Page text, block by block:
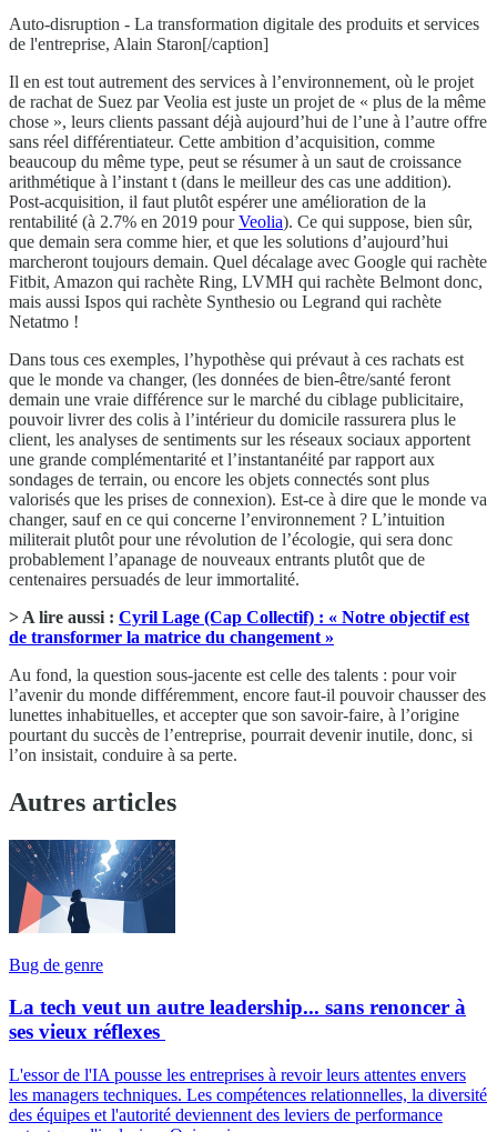
Auto-disruption - La transformation digitale des produits et services
de l'entreprise, Alain Staron[/caption]
Il en est tout autrement des services à l’environnement, où le projet
de rachat de Suez par Veolia est juste un projet de « plus de la même
chose », leurs clients passant déjà aujourd’hui de l’une à l’autre offre
sans réel différentiateur. Cette ambition d’acquisition, comme
beaucoup du même type, peut se résumer à un saut de croissance
arithmétique à l’instant t (dans le meilleur des cas une addition).
Post-acquisition, il faut plutôt espérer une amélioration de la
rentabilité (à 2.7% en 2019 pourVeolia). Ce qui suppose, bien sûr,
que demain sera comme hier, et que les solutions d’aujourd’hui
marcheront toujours demain. Quel décalage avec Google qui rachète
Fitbit, Amazon qui rachète Ring, LVMH qui rachète Belmont donc,
mais aussi Ispos qui rachète Synthesio ou Legrand qui rachète
Netatmo !
Dans tous ces exemples, l’hypothèse qui prévaut à ces rachats est
que le monde va changer, (les données de bien-être/santé feront
demain une vraie différence sur le marché du ciblage publicitaire,
pouvoir livrer des colis à l’intérieur du domicile rassurera plus le
client, les analyses de sentiments sur les réseaux sociaux apportent
une grande complémentarité et l’instantanéité par rapport aux
sondages de terrain, ou encore les objets connectés sont plus
valorisés que les prises de connexion). Est-ce à dire que le monde va
changer, sauf en ce qui concerne l’environnement ? L’intuition
militerait plutôt pour une révolution de l’écologie, qui sera donc
probablement l’apanage de nouveaux entrants plutôt que de
centenaires persuadés de leur immortalité.
> A lire aussi : Cyril Lage (Cap Collectif) : « Notre objectif est
de transformer la matrice du changement »
Au fond, la question sous-jacente est celle des talents : pour voir
l’avenir du monde différemment, encore faut-il pouvoir chausser des
lunettes inhabituelles, et accepter que son savoir-faire, à l’origine
pourtant du succès de l’entreprise, pourrait devenir inutile, donc, si
l’on insistait, conduire à sa perte.
Autres articles
Bug de genre
La tech veut un autre leadership... sans renoncer à
ses vieux réflexes
L'essor de l'IA pousse les entreprises à revoir leurs attentes envers
les managers techniques. Les compétences relationnelles, la diversité
des équipes et l'autorité deviennent des leviers de performance